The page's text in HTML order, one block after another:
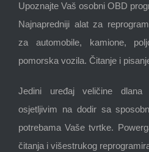
Upoznajte Vaš osobni OBD
Najnapredniji alat za
za automobile, kamione,
pomorska vozila. Čitanje i
Jedini uređaj veličine dlana
osjetljivim na dodir sa
potrebama Vaše tvrtke.
čitanja i višestrukog